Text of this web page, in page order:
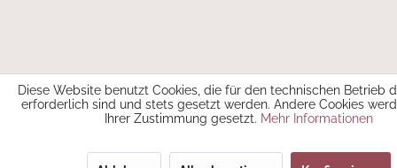
Diese Website benutzt Cookies, die für den technischen Betrieb
erforderlich sind und stets gesetzt werden. Andere Cookies
Ihrer Zustimmung gesetzt. Mehr Informationen